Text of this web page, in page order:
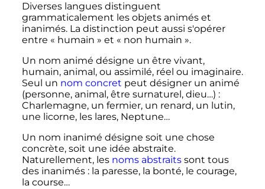
Diverses langues distinguent
grammaticalement les objets animés et
inanimés. La distinction peut aussi s'opérer
entre « humain » et « non humain ».
Un nom animé désigne un être vivant,
humain, animal, ou assimilé, réel ou imaginaire.
Seul un nom concret peut désigner un animé
(personne, animal, être surnaturel, dieu…) :
Charlemagne, un fermier, un renard, un lutin,
une licorne, les lares, Neptune…
Un nom inanimé désigne soit une chose
concrète, soit une idée abstraite.
Naturellement, les noms abstraitssont tous
des inanimés : la paresse, la bonté, le courage,
la course…